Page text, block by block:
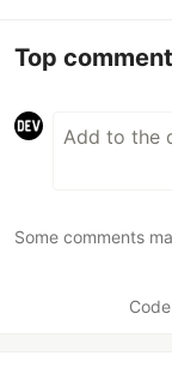
Top
Some comments